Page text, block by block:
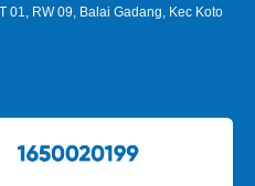
01, RW 09, Balai Gadang, Kec Koto